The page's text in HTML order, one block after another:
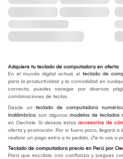
Adquiere tu teclado de computadora en oferta
En el mundo digital actual, el teclado de
para la productividad y la comodidad en
correcta, puedes navegar por diversas
combinaciones de teclas.
Desde un teclado de computadora
inalámbrico, son algunos modelos de teclados
en Oechsle. Si deseas estos accesorios de
oferta y promoción. Por si fuera poco, llegará a
realizar un pago extra a tu pedido. ¿Te lo vas a
Teclado de computadora precio en Perú por
Para que escribas con confianza y juegues